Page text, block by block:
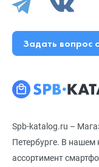
Spb-katalog.ru –
Петербурге. В нашем
ассортимент
Задать вопрос